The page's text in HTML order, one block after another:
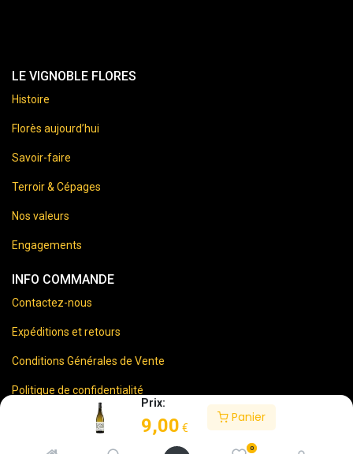
Prix:
9,00 €
Panier
0
LE VIGNOBLE FLORES
Histoire
Florès aujourd’hui
Savoir-faire
Terroir & Cépages
Nos valeurs
Engagements
INFO COMMANDE
Contactez-nous
Expéditions et retours
Conditions Générales de Vente
Politique de confidentialité
Mentions Légales